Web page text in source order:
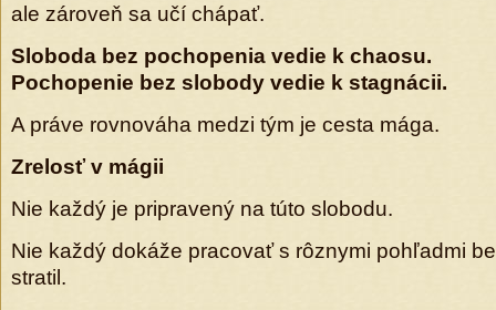
ale zároveň sa učí chápať.
Sloboda bez pochopenia vedie k chaosu.
Pochopenie bez slobody vedie k stagnácii.
A práve rovnováha medzi tým je cesta mága.
Zrelosť v mágii
Nie každý je pripravený na túto slobodu.
Nie každý dokáže pracovať s rôznymi pohľadmi
stratil.